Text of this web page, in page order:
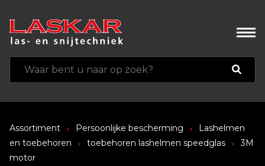
Assortiment Persoonlijke bescherming
Lashelmen
en toebehoren
toebehoren lashelmen speedglas
3M
motor